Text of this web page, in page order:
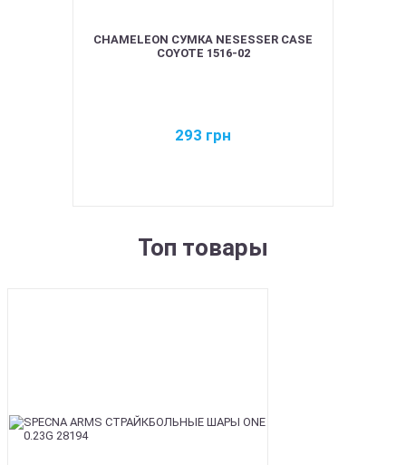
CHAMELEON СУМКА NESESSER CASE
COYOTE 1516-02
293 грн
Топ товары